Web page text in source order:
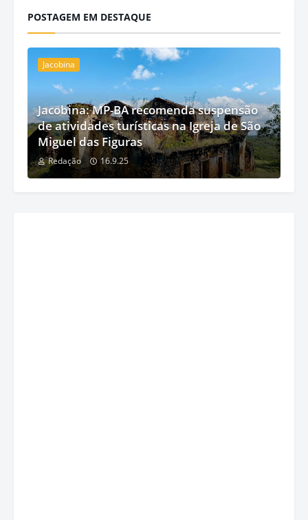
POSTAGEM EM DESTAQUE
Jacobina
Jacobina: MP-BA recomenda suspensão
de atividades turísticas na Igreja de São
Miguel das Figuras
Redação 16.9.25